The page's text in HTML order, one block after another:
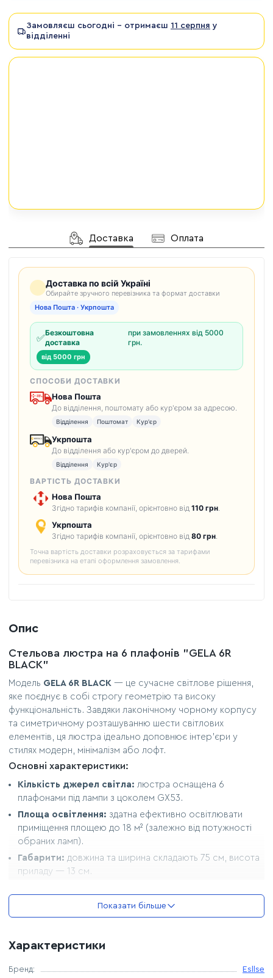
Замовляєш сьогодні - отримаєш 11 серпня у
відділенні
Доставка Оплата
Доставка по всій Україні
Обирайте зручного перевізника та формат доставки
Нова Пошта · Укрпошта
✅Безкоштовна
доставка
при замовленнях від 5000
грн.
від 5000 грн
СПОСОБИ ДОСТАВКИ
Нова Пошта
До відділення, поштомату або кур'єром за адресою.
Відділення Поштомат Кур'єр
Укрпошта
До відділення або кур'єром до дверей.
Відділення Кур'єр
ВАРТІСТЬ ДОСТАВКИ
Нова Пошта
Згідно тарифів компанії, орієнтовно від 110 грн
Укрпошта
Згідно тарифів компанії, орієнтовно від 80 грн
Точна вартість доставки розраховується за тарифами
перевізника на етапі оформлення замовлення.
Опис
Стельова люстра на 6 плафонів "GELA 6R
BLACK"
Модель GELA 6R BLACK — це сучасне світлове рішення,
яке поєднує в собі строгу геометрію та високу
функціональність. Завдяки лаконічному чорному корпусу
та симетричному розташуванню шести світлових
елементів, ця люстра ідеально доповнює інтер'єри у
стилях модерн, мінімалізм або лофт.
Основні характеристики:
Кількість джерел світла: люстра оснащена 6
плафонами під лампи з цоколем GX53.
Площа освітлення: здатна ефективно освітлювати
приміщення площею до 18 м² (залежно від потужності
обраних ламп).
Габарити: довжина та ширина складають 75 см, висота
приладу — 13 см.
класичному чорному кольорі.
Технічні параметри:рекомендована потужність ламп
Переваги моделі GELA:
забезпечують якісне наповнення кімнати світлом без
Показати більше
Характеристики
Бренд: Esllse